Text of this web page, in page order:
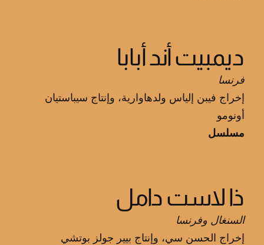
ديمبيت أند أبابا
فرنسا
إخراج فيبن إلياس ولدهاوارية، وإنتاج سيباستيان
أونومو
مسلسل
ذا لاست دامل
السنغال وفرنسا
إخراج الحسن سي، وإنتاج بيير جولز بوتشي